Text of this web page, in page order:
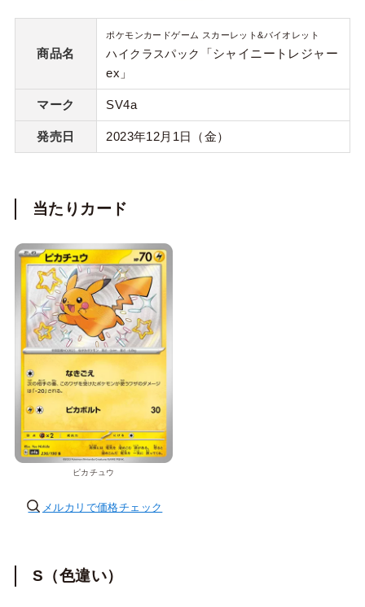
商品名
ポケモンカードゲーム スカーレット&バイオレット
ハイクラスパック
「シャイニートレジャー
ex」
マーク SV4a
発売日 2023年12月1日（金）
当たりカード
ピカチュウ
メルカリで価格チェック
S（色違い）